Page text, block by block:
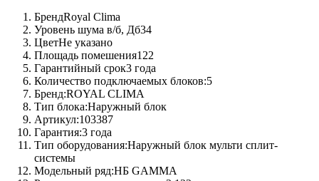
БрендRoyal Clima
Уровень шума в/б, Дб34
ЦветНе указано
Площадь помешения122
Гарантийный срок3 года
Количество подключаемых блоков:5
Бренд:ROYAL CLIMA
Тип блока:Наружный блок
Артикул:103387
Гарантия:3 года
Тип оборудования:Наружный блок мульти сплит-
системы
Модельный ряд:НБ GAMMA